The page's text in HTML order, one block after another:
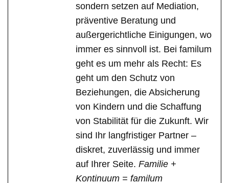
sondern setzen auf Mediation,
präventive Beratung und
außergerichtliche Einigungen, wo
immer es sinnvoll ist. Bei familum
geht es um mehr als Recht: Es
geht um den Schutz von
Beziehungen, die Absicherung
von Kindern und die Schaffung
von Stabilität für die Zukunft. Wir
sind Ihr langfristiger Partner –
diskret, zuverlässig und immer
auf Ihrer Seite. Familie +
Kontinuum = familum